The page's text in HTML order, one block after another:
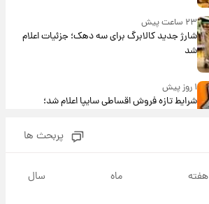
۲۳ ساعت پیش
شارژ جدید کالابرگ برای سه دهک؛ جزئیات اعلام
شد
۱ روز پیش
شرایط تازه فروش اقساطی سایپا اعلام شد؛
قیمت سکه و طلا فردا
پربحث ها
هفته ماه سال